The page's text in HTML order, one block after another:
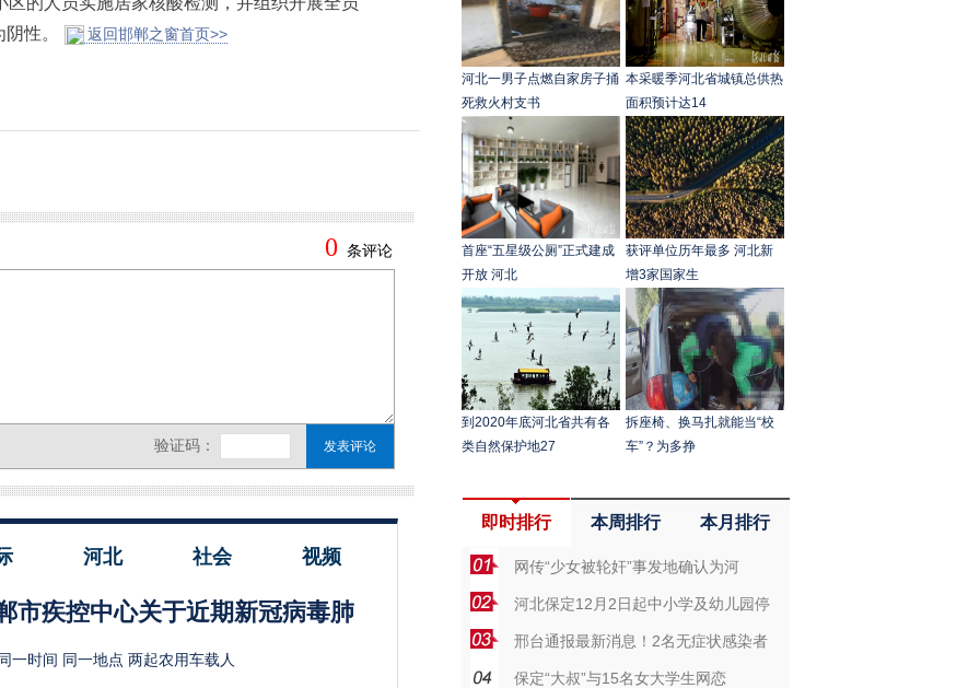
性。
返回邯郸之窗首页>>
河北 社会 视频
市疾控中心关于近期新冠病毒肺
一时间 同一地点 两起农用车载人
河北一男子点燃自家房子捅
死救火村支书
本采暖季河北省城镇总供热
面积预计达14
首座“五星级公厕”正式建成
开放 河北
获评单位历年最多 河北新
增3家国家生
到2020年底河北省共有各
类自然保护地27
拆座椅、换马扎就能当“校
车”？为多挣
即时排行 本周排行 本月排行
网传“少女被轮奸”事发地确认为河
河北保定12月2日起中小学及幼儿园停
邢台通报最新消息！2名无症状感染者
保定“大叔”与15名女大学生网恋